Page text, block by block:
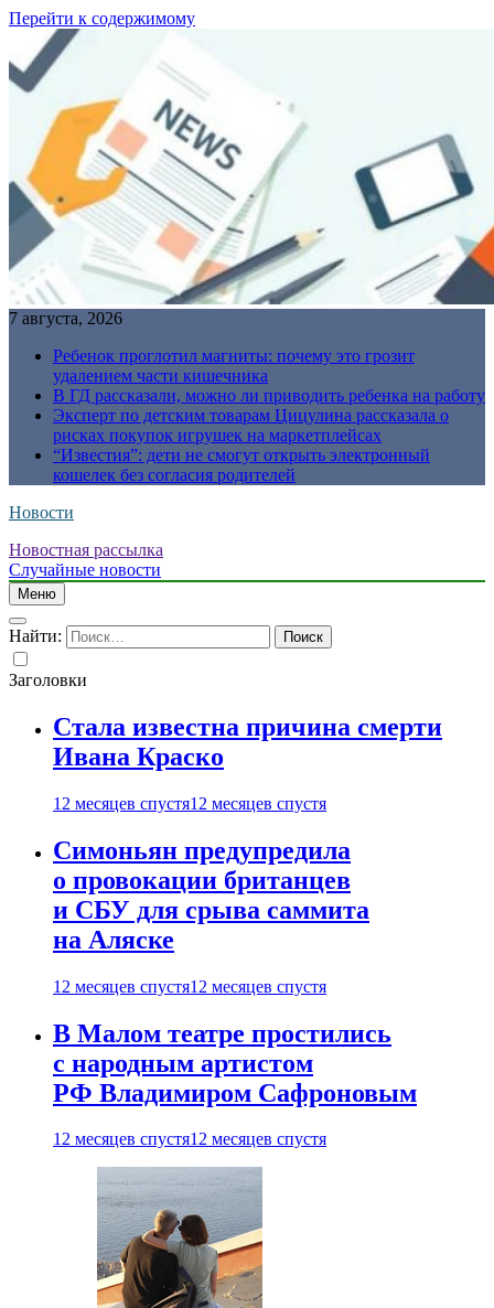
Перейти к содержимому
7 августа, 2026
Ребенок проглотил магниты: почему это грозит
удалением части кишечника
В ГД рассказали, можно ли приводить ребенка на работу
Эксперт по детским товарам Цицулина рассказала о
рисках покупок игрушек на маркетплейсах
“Известия”: дети не смогут открыть электронный
кошелек без согласия родителей
Новости
Новостная рассылка
Случайные новости
Меню
Найти:
Заголовки
Стала известна причина смерти
Ивана Краско
12 месяцев спустя12 месяцев спустя
Симоньян предупредила
о провокации британцев
и СБУ для срыва саммита
на Аляске
12 месяцев спустя12 месяцев спустя
В Малом театре простились
с народным артистом
РФ Владимиром Сафроновым
12 месяцев спустя12 месяцев спустя